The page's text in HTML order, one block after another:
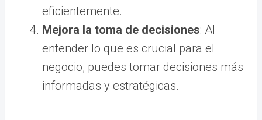
eficientemente.
Mejora la toma de decisiones: Al
entender lo que es crucial para el
negocio, puedes tomar decisiones más
informadas y estratégicas.